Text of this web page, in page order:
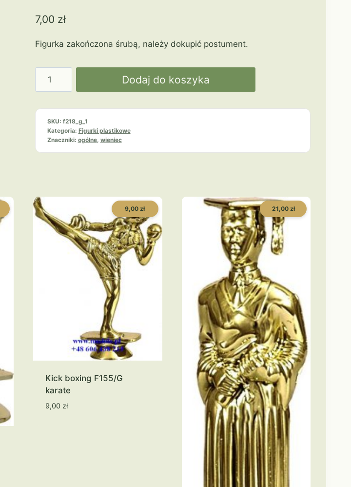
7,00 zł
Figurka zakończona śrubą, należy dokupić postument.
ogólne
Dodaj do koszyka
SKU: f218_g_1
Kategoria: Figurki plastikowe
Znaczniki: ogólne, wieniec
9,00 zł
Kick boxing F155/G
karate
9,00 zł
21,00 zł